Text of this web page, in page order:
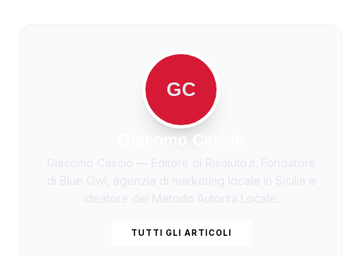
GC
Giacomo Cascio
TUTTI GLI ARTICOLI